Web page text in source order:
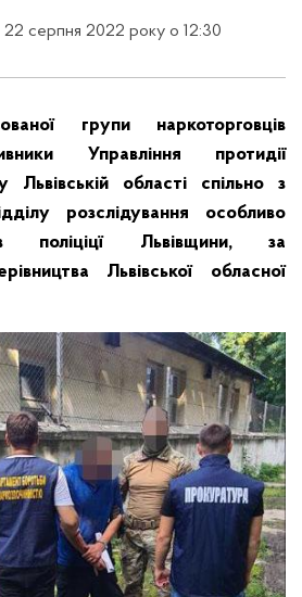
22 серпня 2022 року о 12:30
групи наркоторговців
Управління протидії
Львівській області спільно з
розслідування особливо
поліціцї Львівщини, за
Львівської обласної